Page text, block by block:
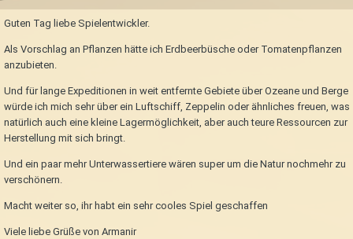
Guten Tag liebe Spielentwickler.
Als Vorschlag an Pflanzen hätte ich Erdbeerbüsche oder Tomatenpflanzen
anzubieten.
Und für lange Expeditionen in weit entfernte Gebiete über Ozeane und Berge
würde ich mich sehr über ein Luftschiff, Zeppelin oder ähnliches freuen, was
natürlich auch eine kleine Lagermöglichkeit, aber auch teure Ressourcen zur
Herstellung mit sich bringt.
Und ein paar mehr Unterwassertiere wären super um die Natur nochmehr zu
verschönern.
Macht weiter so, ihr habt ein sehr cooles Spiel geschaffen
Viele liebe Grüße von Armanir